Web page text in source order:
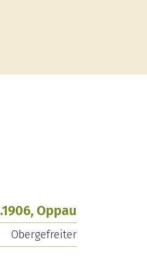
Oppau
Obergefreiter